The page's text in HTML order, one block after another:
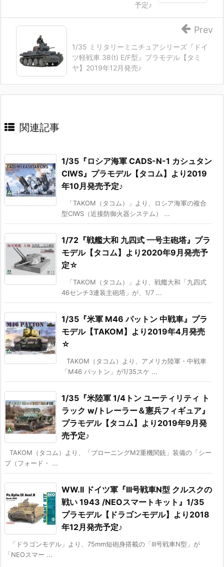
予定♪
1/35 ミリタリーミニチュアシリーズ『ドイ
ツ軽戦車 38(t) E/F型』プラモデル【タミ
ヤ】2019年12月発売♪
Prev
関連記事
1/35『ロシア海軍 CADS-N-1 カシュタン
CIWS』プラモデル【タコム】より2019
年10月発売予定♪
「TAKOM（タコム）」より、ロシア海軍の複合
型CIWS（近接防御火器システム） ...
1/72『戦艦大和 九四式 一号主砲塔』プラ
モデル【タコム】より2020年9月発売予
定☆
「TAKOM（タコム）」より、戦艦大和「九四式
46センチ3連装主砲塔」が、1/7 ...
1/35『米軍 M46 パットン 中戦車』プラ
モデル【TAKOM】より2019年4月発売
☆
TAKOM（タコム）より、アメリカ陸軍・中戦車
「M46 パットン」が1/35スケ ...
1/35『米陸軍 1/4トン ユーティリティ ト
ラック w/トレーラー＆憲兵フィギュア』
プラモデル【タコム】より2019年9月発
売予定♪
TAKOM（タコム）より、「ブローニングM2重機関銃」装備の「シー
プ（フォード・ ...
WW.II ドイツ軍『III号戦車N型 クルスクの
戦い 1943 /NEOスマートキット』1/35
プラモデル【ドラゴンモデル】より2018
年12月発売予定♪
「ドラゴンモデル」より、75mm短砲身搭載の「III号戦車N型」が
「NEOスマー ...